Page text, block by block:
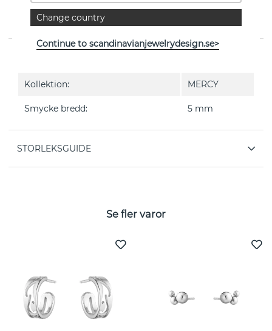
MERCY MINI är en diamantring PAVÉ 0.53 CT i 18k guld
från danska Georg Jensen
Kollektion: MERCY
Smycke bredd: 5 mm
STORLEKSGUIDE
Se fler varor
Change country
Continue to scandinavianjewelrydesign.se>